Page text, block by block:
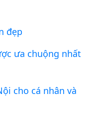
đẹp
ưa chuộng nhất
cho cá nhân và